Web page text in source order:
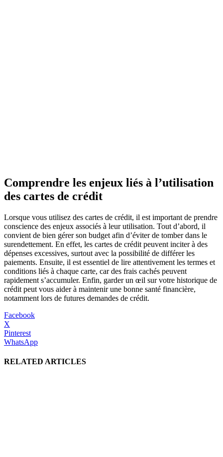
Comprendre les enjeux liés à l’utilisation
des cartes de crédit
Lorsque vous utilisez des cartes de crédit, il est important de prendre
conscience des enjeux associés à leur utilisation. Tout d’abord, il
convient de bien gérer son budget afin d’éviter de tomber dans le
surendettement. En effet, les cartes de crédit peuvent inciter à des
dépenses excessives, surtout avec la possibilité de différer les
paiements. Ensuite, il est essentiel de lire attentivement les termes et
conditions liés à chaque carte, car des frais cachés peuvent
rapidement s’accumuler. Enfin, garder un œil sur votre historique de
crédit peut vous aider à maintenir une bonne santé financière,
notamment lors de futures demandes de crédit.
Facebook
X
Pinterest
WhatsApp
RELATED ARTICLES